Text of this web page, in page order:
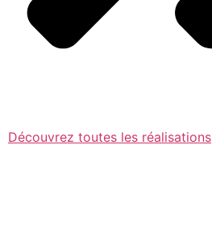
Découvrez toutes les réalisations